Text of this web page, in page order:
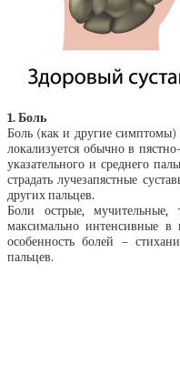
1. Боль
Боль (как и другие симптомы)
локализуется обычно в
указательного и среднего
страдать лучезапястные
других пальцев.
Боли острые,
максимально интенсивные в
особенность болей –
пальцев.